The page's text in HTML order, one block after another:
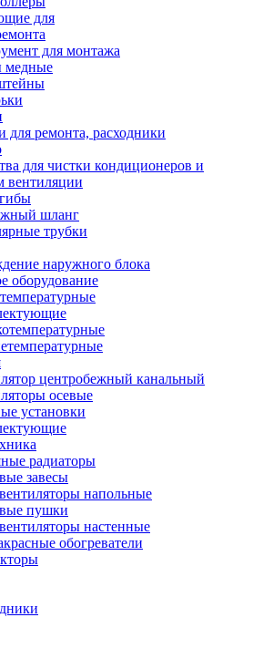
для
для монтажа
медные
для ремонта, расходники
для чистки кондиционеров и
вентиляции
шланг
трубки
наружного блока
оборудование
центробежный канальный
осевые
установки
радиаторы
завесы
напольные
пушки
настенные
обогреватели